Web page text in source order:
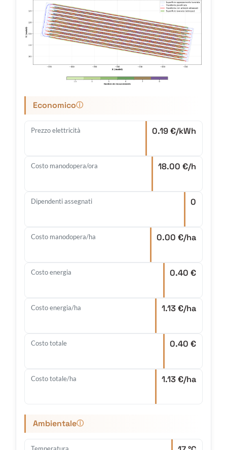
Economicoⓘ
Prezzo elettricità 0.19 €/kWh
Costo manodopera/ora 18.00 €/h
Dipendenti assegnati 0
Costo manodopera/ha 0.00 €/ha
Costo energia 0.40 €
Costo energia/ha 1.13 €/ha
Costo totale 0.40 €
Costo totale/ha 1.13 €/ha
Ambientaleⓘ